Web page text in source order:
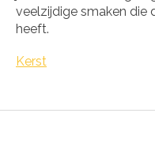
veelzijdige smaken die
heeft.
Kerst